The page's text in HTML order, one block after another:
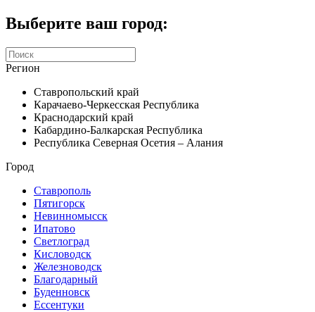
Выберите ваш город:
Регион
Ставропольский край
Карачаево-Черкесская Республика
Краснодарский край
Кабардино-Балкарская Республика
Республика Северная Осетия – Алания
Город
Ставрополь
Пятигорск
Невинномысск
Ипатово
Светлоград
Кисловодск
Железноводск
Благодарный
Буденновск
Ессентуки